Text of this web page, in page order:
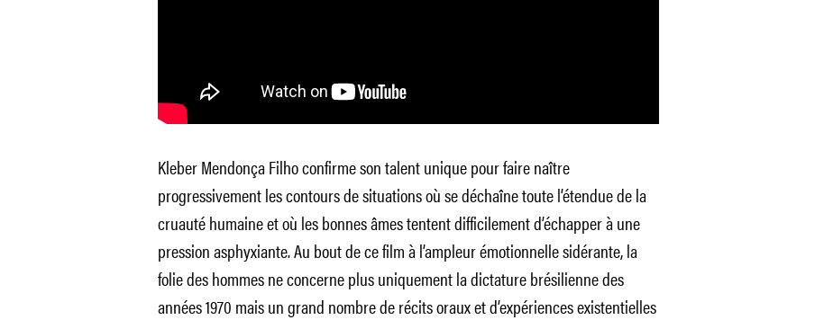
Kleber Mendonça Filho confirme son talent unique pour faire naître
progressivement les contours de situations où se déchaîne toute l’étendue de la
cruauté humaine et où les bonnes âmes tentent difficilement d’échapper à une
pression asphyxiante. Au bout de ce film à l’ampleur émotionnelle sidérante, la
folie des hommes ne concerne plus uniquement la dictature brésilienne des
années 1970 mais un grand nombre de récits oraux et d’expériences existentielles